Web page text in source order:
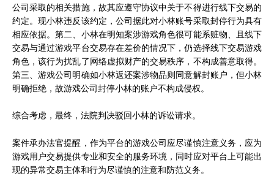
公司采取的相关措施，故其应遵守协议中关于不得进行线下交易的
约定。现小林违反该约定，公司据此对小林账号采取封停行为具有
相应依据。第二、小林在明知案涉游戏角色很可能系赃物、且线下
交易与通过游戏平台交易存在差价的情况下，仍选择线下交易游戏
角色，该行为扰乱了网络虚拟财产的交易秩序，不构成善意取得。
第三、游戏公司明确如小林返还案涉物品则同意解封账户，但小林
明确拒绝，故游戏公司封停小林的账户不构成侵权。
综合考虑，最终，法院判决驳回小林的诉讼请求。
案件承办法官提醒，作为平台的游戏公司应尽谨慎注意义务，应为
游戏用户交易提供专业和安全的服务环境，同时应对平台上可能出
现的异常交易主体和行为尽谨慎的注意和防范义务。